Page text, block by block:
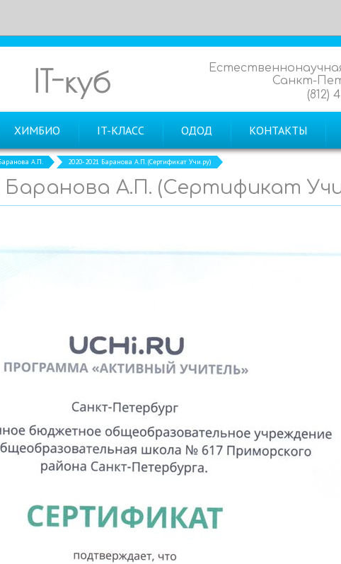
Санкт-
(812)
IT-куб
ХИМБИО IT-КЛАСС ОДОД КОНТАКТЫ
А.П. 2020-2021 Баранова А.П. (Сертификат Учи.ру)
Баранова А.П. (Сертификат